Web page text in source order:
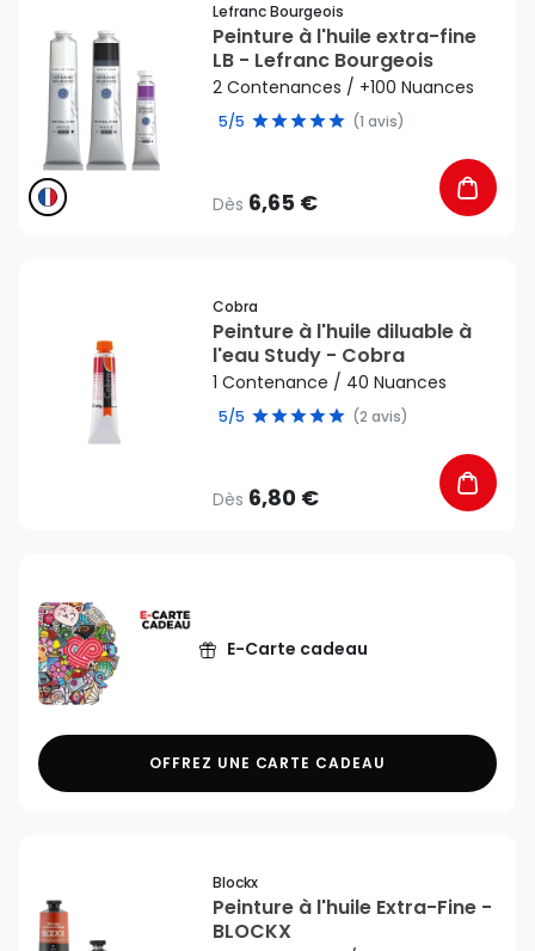
Lefranc Bourgeois
Peinture à l'huile extra-fine
LB - Lefranc Bourgeois
2 Contenances / +100 Nuances
5/5 (1 avis)
Dès 6,65 €
Cobra
Peinture à l'huile diluable à
l'eau Study - Cobra
1 Contenance / 40 Nuances
5/5 (2 avis)
Dès 6,80 €
E-Carte cadeau
OFFREZ UNE CARTE CADEAU
Blockx
Peinture à l'huile Extra-Fine -
BLOCKX